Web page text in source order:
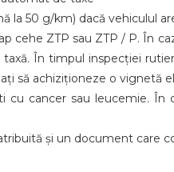
la 50 g/km) dacă vehiculul
cehe ZTP sau ZTP / P. În
În timpul inspecției
să achiziționeze o vignetă
cu cancer sau leucemie.
și un document care